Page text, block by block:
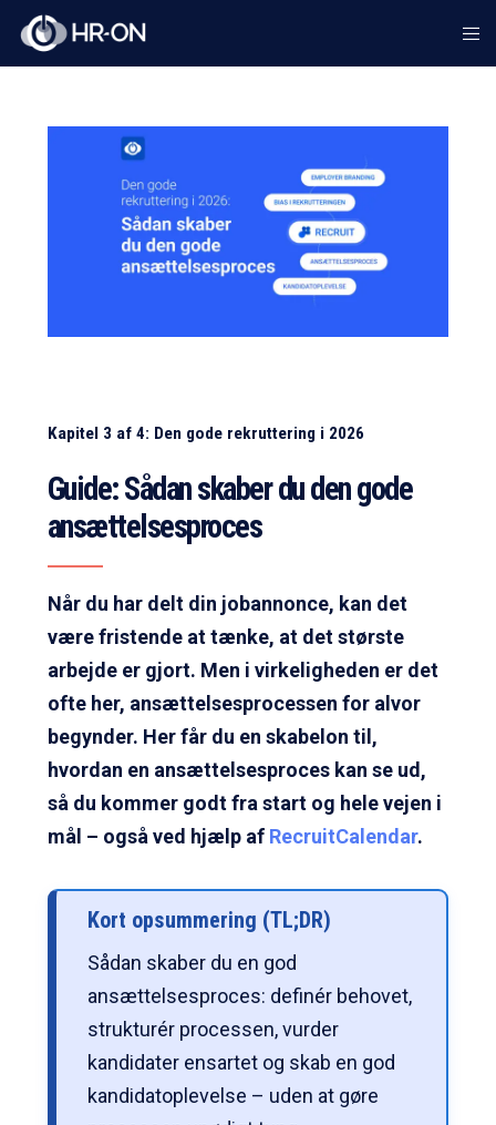
Kapitel 3 af 4: Den gode rekruttering i 2026
Guide: Sådan skaber du den gode
ansættelsesproces
Når du har delt din jobannonce, kan det
være fristende at tænke, at det største
arbejde er gjort. Men i virkeligheden er det
ofte her, ansættelsesprocessen for alvor
begynder. Her får du en skabelon til,
hvordan en ansættelsesproces kan se ud,
så du kommer godt fra start og hele vejen i
mål – også ved hjælp af RecruitCalendar.
Kort opsummering (TL;DR)
Sådan skaber du en god
ansættelsesproces: definér behovet,
strukturér processen, vurder
kandidater ensartet og skab en god
kandidatoplevelse – uden at gøre